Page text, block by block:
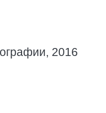
2016